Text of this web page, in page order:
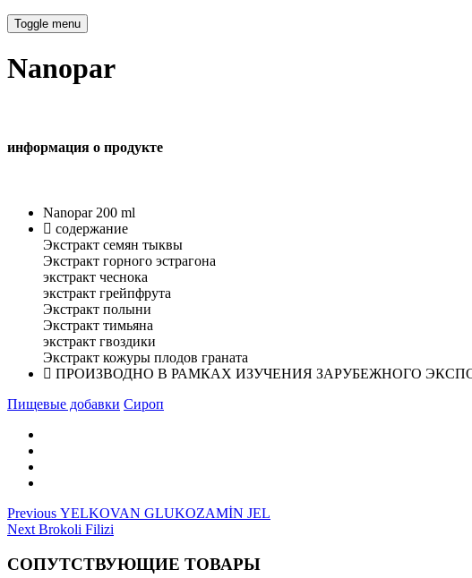
Toggle menu
Nanopar
информация о продукте
Nanopar 200 ml
содержание
Экстракт семян тыквы
Экстракт горного эстрагона
экстракт чеснока
экстракт грейпфрута
Экстракт полыни
Экстракт тимьяна
экстракт гвоздики
Экстракт кожуры плодов граната
ПРОИЗВОДНО В РАМКАХ ИЗУЧЕНИЯ ЗАРУБЕЖНОГО
Пищевые добавки Сироп
Навигация
по
записям
Previous Previous
post:
YELKOVAN GLUKOZAMİN JEL
Next Next
Brokoli Filizi
СОПУТСТВУЮЩИЕ ТОВАРЫ